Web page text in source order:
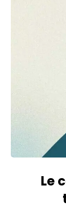
Le